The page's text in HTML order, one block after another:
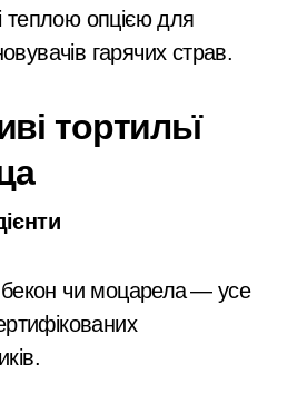
теплою опцією для
гарячих страв.
тортильї